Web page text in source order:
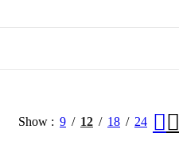
Show 9 12 18 24